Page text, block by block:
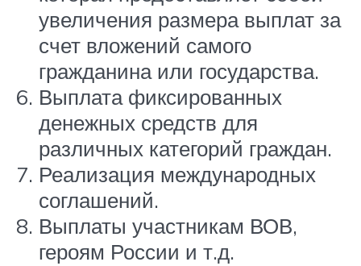
увеличения размера выплат за
счет вложений самого
гражданина или государства.
Выплата фиксированных
денежных средств для
различных категорий граждан.
Реализация международных
соглашений.
Выплаты участникам ВОВ,
героям России и т.д.